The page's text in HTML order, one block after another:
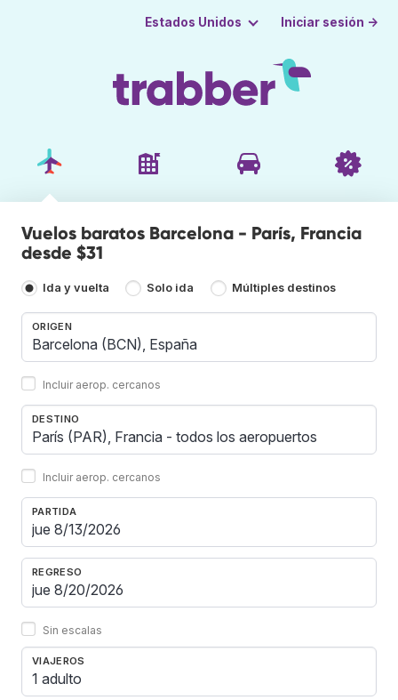
Estados Unidos Iniciar sesión →
Vuelos baratos Barcelona - París, Francia
desde $31
Ida y vuelta Solo ida Múltiples destinos
ORIGEN
Incluir aerop. cercanos
DESTINO
Incluir aerop. cercanos
PARTIDA
REGRESO
Sin escalas
VIAJEROS
1 adulto